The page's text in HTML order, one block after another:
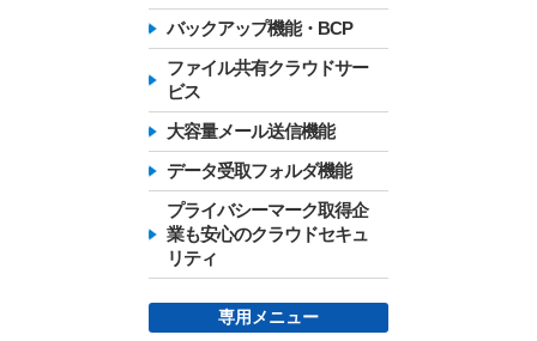
バックアップ機能・BCP
ファイル共有クラウドサー
ビス
大容量メール送信機能
データ受取フォルダ機能
プライバシーマーク取得企
業も安心のクラウドセキュ
リティ
専用メニュー